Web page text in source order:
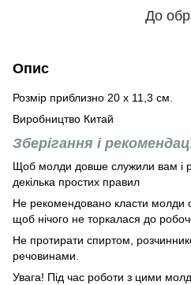
До
Опис
Розмір приблизно 20 х 11,3 см.
Виробництво Китай
Зберігання і
Щоб молди довше служили вам і
декілька простих правил
Не рекомендовано класти молди
щоб нічого не торкалася до
Не протирати спиртом,
речовинами.
Увага! Під час роботи з цими